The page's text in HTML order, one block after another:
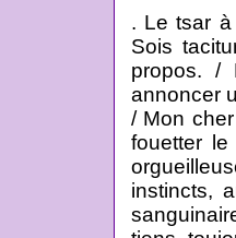
. Le tsar
Sois
propos. /
annoncer
/ Mon
fouetter
instincts,